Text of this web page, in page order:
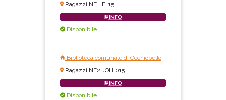
Ragazzi NF LEI 15
INFO
Disponibile
Biblioteca comunale di Occhiobello
Ragazzi NF2 JOH 015
INFO
Disponibile